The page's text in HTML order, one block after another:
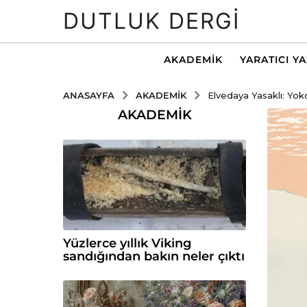
DUTLUK DERGI
AKADEMIK YARATICI
ANASAYFA AKADEMIK Elvedaya Yasaklı:
AKADEMIK
Yüzlerce yıllık Viking
sandığından bakın neler çıktı